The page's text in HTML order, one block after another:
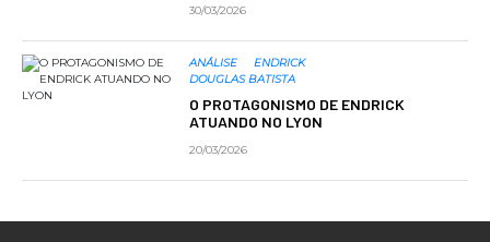
30/03/2026
ANÁLISE
ENDRICK
DOUGLAS BATISTA
O PROTAGONISMO DE ENDRICK
ATUANDO NO LYON
20/03/2026